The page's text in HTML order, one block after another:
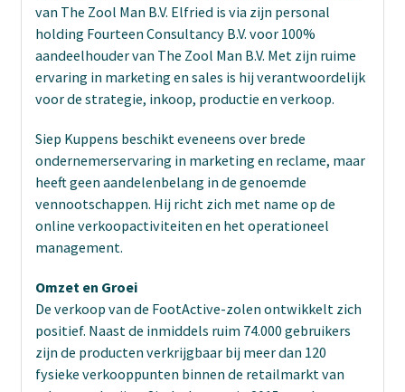
van The Zool Man B.V. Elfried is via zijn personal
holding Fourteen Consultancy B.V. voor 100%
aandeelhouder van The Zool Man B.V. Met zijn ruime
ervaring in marketing en sales is hij verantwoordelijk
voor de strategie, inkoop, productie en verkoop.
Siep Kuppens beschikt eveneens over brede
ondernemerservaring in marketing en reclame, maar
heeft geen aandelenbelang in de genoemde
vennootschappen. Hij richt zich met name op de
online verkoopactiviteiten en het operationeel
management.
Omzet en Groei
De verkoop van de FootActive-zolen ontwikkelt zich
positief. Naast de inmiddels ruim 74.000 gebruikers
zijn de producten verkrijgbaar bij meer dan 120
fysieke verkooppunten binnen de retailmarkt van